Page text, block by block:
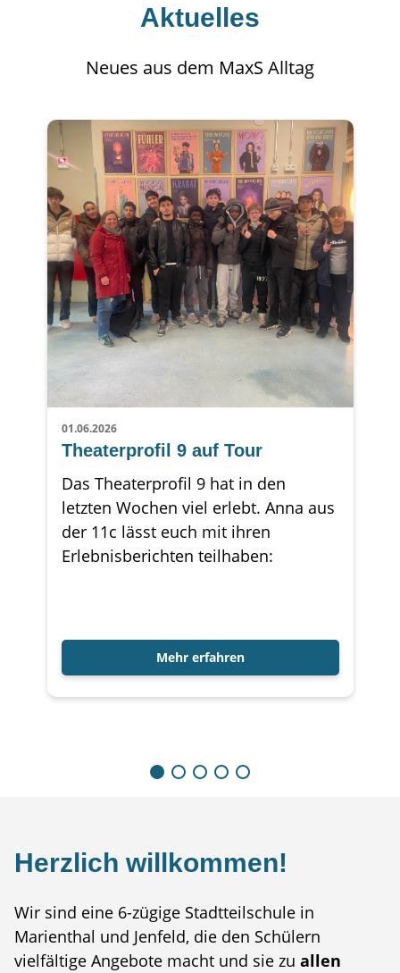
Aktuelles
Neues aus dem MaxS Alltag
01.06.2026
Theaterprofil 9 auf Tour
Das Theaterprofil 9 hat in den
letzten Wochen viel erlebt. Anna aus
der 11c lässt euch mit ihren
Erlebnisberichten teilhaben:
Mehr erfahren
Herzlich willkommen!
Wir sind eine 6-zügige Stadtteilschule in
Marienthal und Jenfeld, die den Schülern
vielfältige Angebote macht und sie zu allen